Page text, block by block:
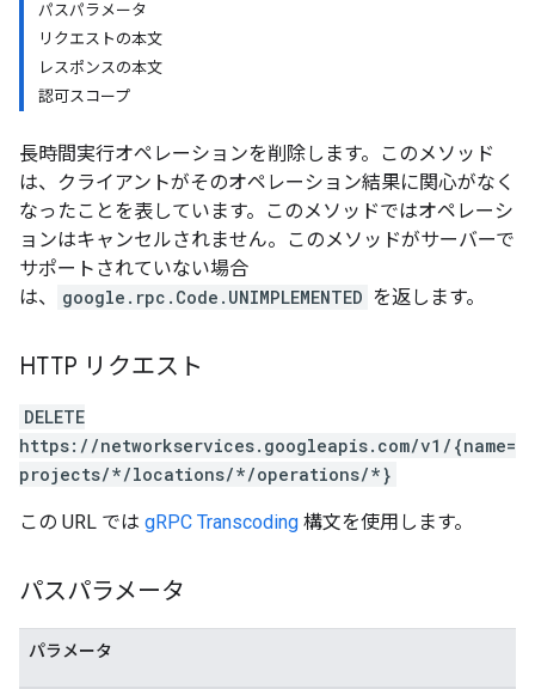
パスパラメータ
リクエストの本文
レスポンスの本文
認可スコープ
長時間実行オペレーションを削除します。このメソッド
は、クライアントがそのオペレーション結果に関心がなく
なったことを表しています。このメソッドではオペレーシ
ョンはキャンセルされません。このメソッドがサーバーで
サポートされていない場合
は、
google.rpc.Code.UNIMPLEMENTED を返します。
HTTP リクエスト
DELETE
https://networkservices.googleapis.com/v1/{name=
projects/*/locations/*/operations/*}
この URL では gRPC Transcoding 構文を使用します。
パスパラメータ
パラメータ